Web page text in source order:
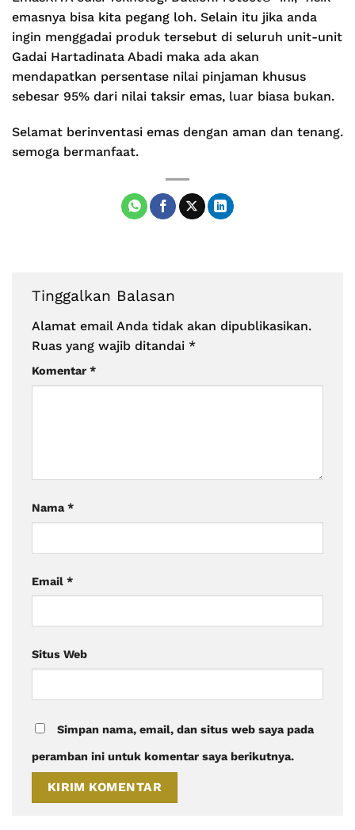
emasnya bisa kita pegang loh. Selain itu jika anda
ingin menggadai produk tersebut di seluruh unit-unit
Gadai Hartadinata Abadi maka ada akan
mendapatkan persentase nilai pinjaman khusus
sebesar 95% dari nilai taksir emas, luar biasa bukan.
Selamat berinventasi emas dengan aman dan tenang.
semoga bermanfaat.
Tinggalkan Balasan
Alamat email Anda tidak akan dipublikasikan.
Ruas yang wajib ditandai *
Komentar *
Nama *
Email *
Situs Web
Simpan nama, email, dan situs web saya pada
peramban ini untuk komentar saya berikutnya.